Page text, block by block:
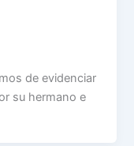
de evidenciar
su hermano e